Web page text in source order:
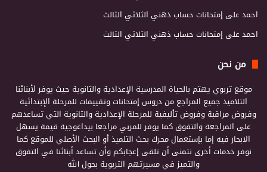
احمدعلى إمتحانات حساب ذهني الثلاثي الثالث
احمدعلى إمتحانات حساب ذهني الثلاثي الثالث
من نحن
موقع تربوي يهتم بالحياة المدرسية الإعدادية والثانوية حيث يوفر لأبنائنا
التلاميذ جميع المراجع من دروس إمتحانات وتقييمات للمرحلة الإبتدائية
وفروض مراقبة وفروض تأليفية للمرحلة الإعدادية والثانوية التي تساعدهم
على المراجعة والتفوق كما يوفر للمربي مراجعا بيداغوجية قيمة يسهل
الابحار فيه إما بإستعمال محرك بحث التلميذ أو البحث الأصلي للموقع كما
نوفر خدمات أخرى نتمنى أن تلقى إعجابكم وأن تساعد أبنائنا في التفوق
والتميز في مسيرتهم التربوية بحول الله